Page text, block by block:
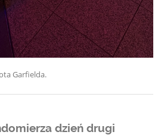
Garfielda.
dzień drugi